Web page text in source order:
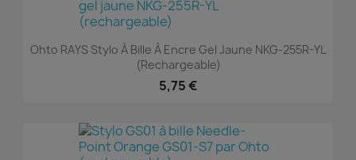
Ohto RAYS Stylo À Bille À Encre Gel Jaune NKG-255R-YL
(rechargeable)
5,75 €